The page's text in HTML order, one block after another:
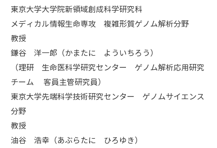
東京大学大学院新領域創成科学研究科
メディカル情報生命専攻 複雑形質ゲノム解析分野
教授
鎌谷 洋一郎（かまたに よういちろう）
（理研 生命医科学研究センター ゲノム解析応用研究
チーム 客員主管研究員）
東京大学先端科学技術研究センター ゲノムサイエンス
分野
教授
油谷 浩幸（あぶらたに ひろゆき）